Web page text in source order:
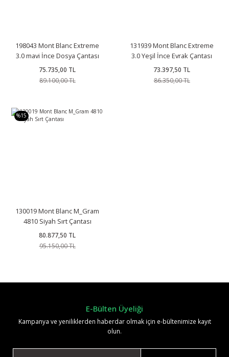
198043 Mont Blanc Extreme
3.0 mavi İnce Dosya Çantası
75.735,00 TL
89.100,00 TL
131939 Mont Blanc Extreme
3.0 Yeşil İnce Evrak Çantası
73.397,50 TL
86.350,00 TL
%15
130019 Mont Blanc M_Gram
4810 Siyah Sırt Çantası
80.877,50 TL
95.150,00 TL
E-Bülten Üyeliği
Kampanya ve yeniliklerden haberdar olmak için e-bültenimize kayıt
olun.